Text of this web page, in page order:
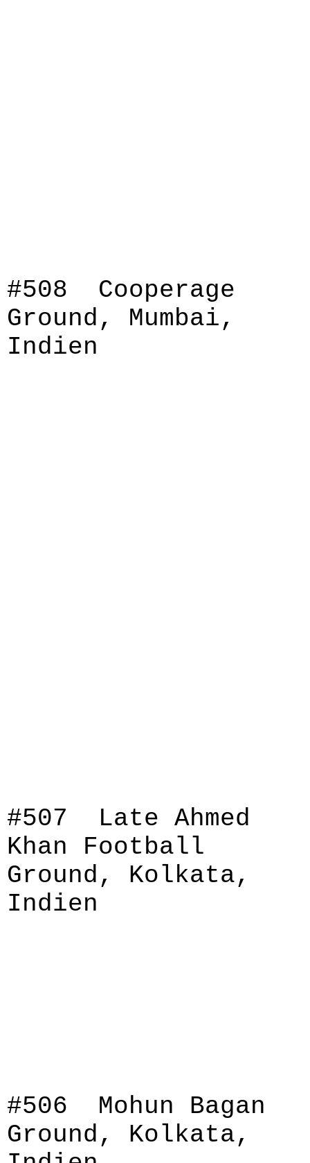
#508 Cooperage
Ground, Mumbai,
Indien
#507 Late Ahmed
Khan Football
Ground, Kolkata,
Indien
#506 Mohun Bagan
Ground, Kolkata,